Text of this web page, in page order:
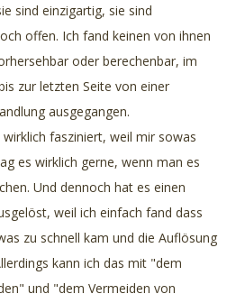
sind einzigartig, sie sind
offen. Ich fand keinen von ihnen
oder berechenbar, im
zur letzten Seite von einer
ausgegangen.
fasziniert, weil mir sowas
es wirklich gerne, wenn man es
Und dennoch hat es einen
weil ich einfach fand dass
zu schnell kam und die Auflösung
kann ich das mit "dem
und "dem Vermeiden von